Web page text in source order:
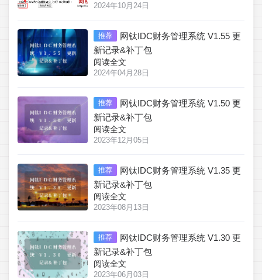
2024年10月24日
推荐
网钛IDC财务管理系统 V1.55 更
新记录&补丁包
阅读全文
2024年04月28日
推荐
网钛IDC财务管理系统 V1.50 更
新记录&补丁包
阅读全文
2023年12月05日
推荐
网钛IDC财务管理系统 V1.35 更
新记录&补丁包
阅读全文
2023年08月13日
推荐
网钛IDC财务管理系统 V1.30 更
新记录&补丁包
阅读全文
2023年06月03日